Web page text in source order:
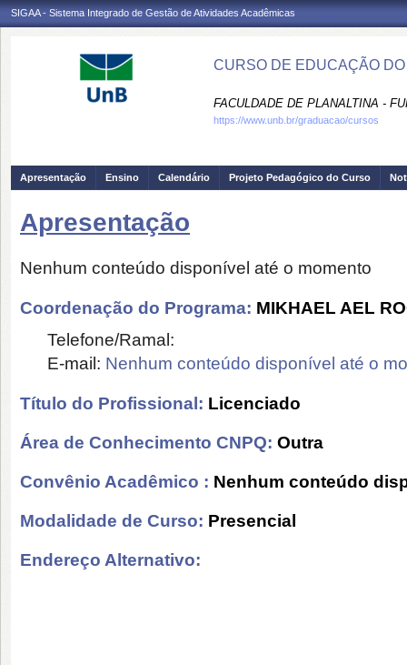
SIGAA - Sistema Integrado de Gestão de Atividades Acadêmicas
CURSO DE EDUCAÇÃO
FACULDADE DE PLANALTINA -
https://www.unb.br/graduacao/cursos
Apresentação Ensino Calendário Projeto Pedagógico do Curso
Apresentação
Nenhum conteúdo disponível até o momento
Coordenação do Programa: MIKHAEL AEL
Telefone/Ramal:
E-mail: Nenhum conteúdo disponível até o
Título do Profissional: Licenciado
Área de Conhecimento CNPQ: Outra
Convênio Acadêmico : Nenhum conteúdo
Modalidade de Curso: Presencial
Endereço Alternativo: